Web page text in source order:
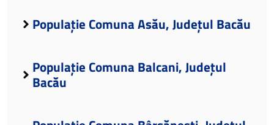
Populație Comuna Asău, Județul Bacău
Populație Comuna Balcani, Județul
Bacău